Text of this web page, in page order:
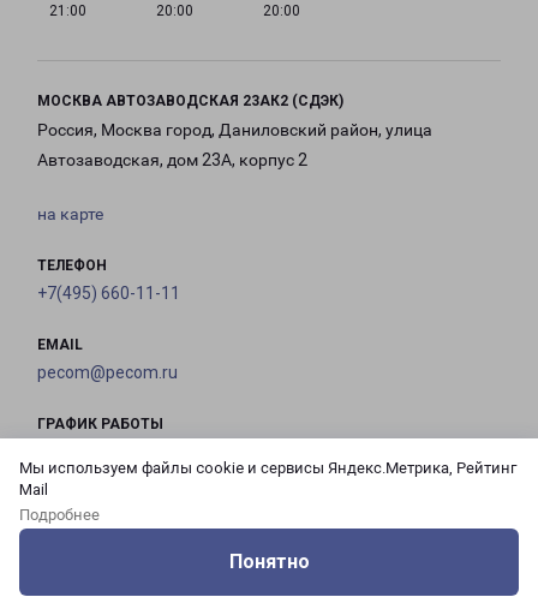
Мы используем файлы cookie и сервисы Яндекс.Метрика, Рейтинг
Mail
Подробнее
Понятно
21:00
20:00
20:00
МОСКВА АВТОЗАВОДСКАЯ 23АК2 (СДЭК)
Россия, Москва город, Даниловский район, улица
Автозаводская, дом 23А, корпус 2
на карте
ТЕЛЕФОН
+7(495) 660-11-11
EMAIL
pecom@pecom.ru
ГРАФИК РАБОТЫ
21:00
21:00
21:00
21:00